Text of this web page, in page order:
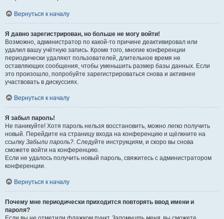
Вернуться к началу
Я давно зарегистрирован, но больше не могу войти!
Возможно, администратор по какой-то причине деактивировал или
удалил вашу учётную запись. Кроме того, многие конференции
периодически удаляют пользователей, длительное время не
оставляющих сообщения, чтобы уменьшить размер базы данных. Если
это произошло, попробуйте зарегистрироваться снова и активнее
участвовать в дискуссиях.
Вернуться к началу
Я забыл пароль!
Не паникуйте! Хотя пароль нельзя восстановить, можно легко получить
новый. Перейдите на страницу входа на конференцию и щёлкните на
ссылку Забыли пароль?. Следуйте инструкциям, и скоро вы снова
сможете войти на конференцию.
Если не удалось получить новый пароль, свяжитесь с администратором
конференции.
Вернуться к началу
Почему мне периодически приходится повторять ввод имени и
пароля?